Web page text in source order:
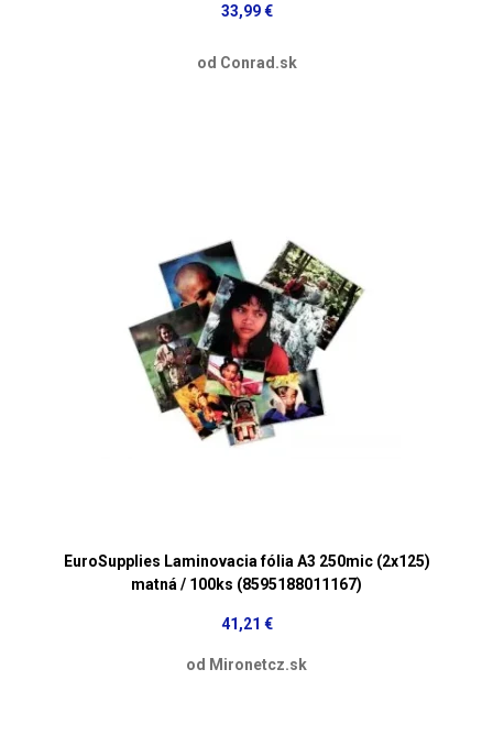
33,99 €
od Conrad.sk
EuroSupplies Laminovacia fólia A3 250mic (2x125)
matná / 100ks (8595188011167)
41,21 €
od Mironetcz.sk